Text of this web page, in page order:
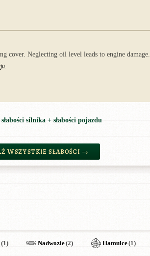
cover. Neglecting oil level leads to engine damage.
silnika + słabości pojazdu
WSZYSTKIE SŁABOŚCI →
(1) Nadwozie(2) Hamulce(1)